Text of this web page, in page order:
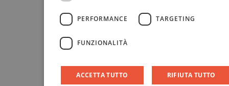
PERFORMANCE TARGETING
FUNZIONALITÀ
ACCETTA TUTTO RIFIUTA TUTTO